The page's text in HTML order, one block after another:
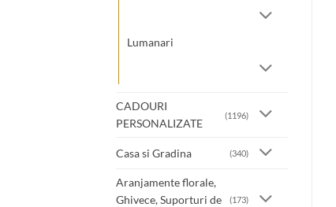
Lumanari
CADOURI
PERSONALIZATE
(1196)
Casa si Gradina (340)
Aranjamente florale,
Ghivece, Suporturi de
(173)